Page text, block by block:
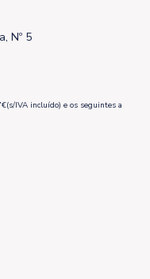
Nº 5
IVA incluído) e os seguintes a